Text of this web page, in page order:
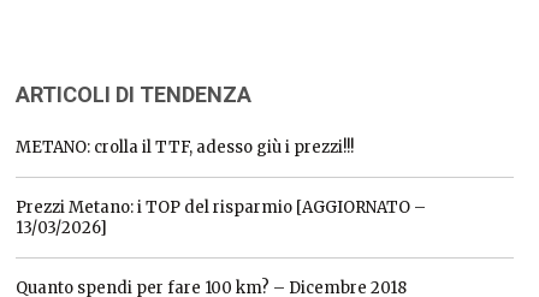
ARTICOLI DI TENDENZA
METANO: crolla il TTF, adesso giù i prezzi!!!
Prezzi Metano: i TOP del risparmio [AGGIORNATO –
13/03/2026]
Quanto spendi per fare 100 km? – Dicembre 2018